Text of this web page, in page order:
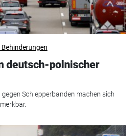
deutsch-polnischer
Schlepperbanden machen sich